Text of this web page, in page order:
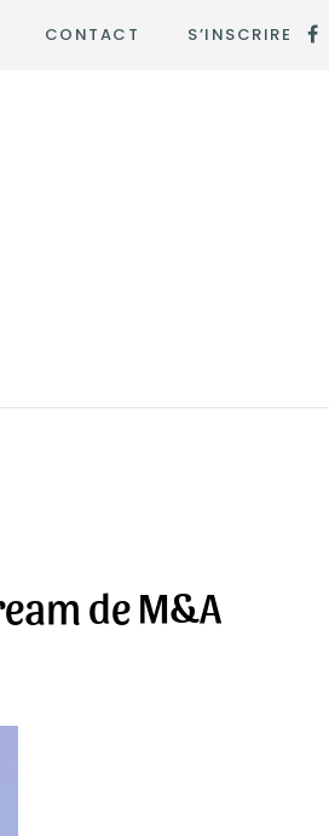
CONTACT S’INSCRIRE
de M&A